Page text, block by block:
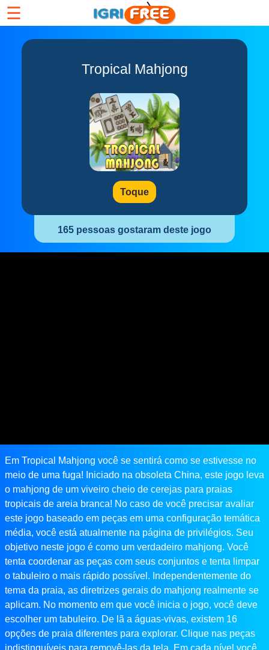
☰
Tropical Mahjong
Toque
165 pessoas gostaram deste jogo
Em Tropical Mahjong você se sentirá como se estivesse no
meio de uma fuga! Iniciado na obsoleta China, este jogo leva
o mahjong de um viveiro cheio de cerejas para praias
tropicais de areia branca! No caso de você precisar avaliar
este jogo baseado em peças em uma configuração temática
média, você está atualmente na página de privilégios. Seu
objetivo neste jogo é como um verdadeiro mahjong. Você
tenta coordenar as peças com seus conjuntos e tenta limpar
o tabuleiro o mais rápido possível. Independentemente do
tema da praia, as diretrizes gerais do mahjong realmente se
aplicam. No momento em que você inicia o jogo, você deve
escolher um tabuleiro. De lã a águas-vivas, existem 16
opções de praia diferentes para explorar. Clique nas peças